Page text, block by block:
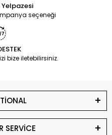
Yelpazesi
seçeneği
bize iletebilirsiniz.
SERVİCE